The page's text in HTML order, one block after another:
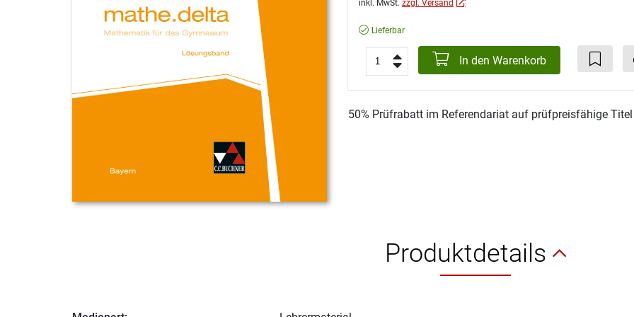
inkl. MwSt. zzgl. Versand
Lieferbar
In den Warenkorb
50% Prüfrabatt im Referendariat auf prüfpreisfähige
Produktdetails